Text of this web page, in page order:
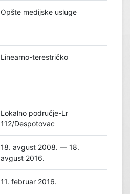
Opšte medijske usluge
Linearno-terestričko
Lokalno područje-Lr
112/Despotovac
18. avgust 2008. — 18.
avgust 2016.
11. februar 2016.